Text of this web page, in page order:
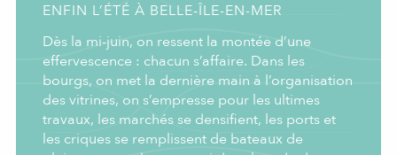
ENFIN L’ÉTÉ À BELLE-ÎLE-EN-MER
Dès la mi-juin, on ressent la montée d’une
effervescence : chacun s’affaire. Dans les
bourgs, on met la dernière main à l’organisation
des vitrines, on s’empresse pour les ultimes
travaux, les marchés se densifient, les ports et
les criques se remplissent de bateaux de